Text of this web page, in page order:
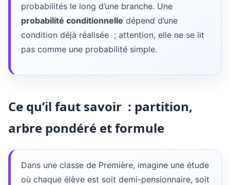
probabilités le long d’une branche. Une
probabilité conditionnelle dépend d’une
condition déjà réalisée ; attention, elle ne se lit
pas comme une probabilité simple.
Ce qu’il faut savoir : partition,
arbre pondéré et formule
Dans une classe de Première, imagine une étude
où chaque élève est soit demi-pensionnaire, soit